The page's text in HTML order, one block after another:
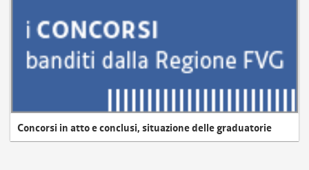
Concorsi in atto e conclusi, situazione delle graduatorie